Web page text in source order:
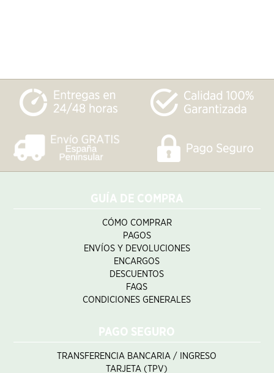
GUÍA DE COMPRA
CÓMO COMPRAR
PAGOS
ENVÍOS Y DEVOLUCIONES
ENCARGOS
DESCUENTOS
FAQS
CONDICIONES GENERALES
PAGO SEGURO
TRANSFERENCIA BANCARIA / INGRESO
TARJETA (TPV)